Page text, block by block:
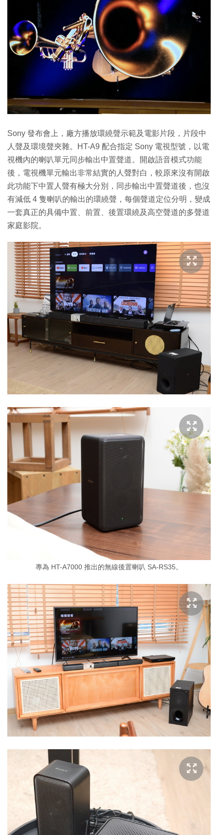
Sony 發布會上，廠方播放環繞聲示範及電影片段，片段中
人聲及環境聲夾雜。HT-A9 配合指定 Sony 電視型號，以電
視機內的喇叭單元同步輸出中置聲道。開啟語音模式功能
後，電視機單元輸出非常結實的人聲對白，較原來沒有開啟
此功能下中置人聲有極大分別，同步輸出中置聲道後，也沒
有減低 4 隻喇叭的輸出的環繞聲，每個聲道定位分明，變成
一套真正的具備中置、前置、後置環繞及高空聲道的多聲道
家庭影院。
專為 HT-A7000 推出的無線後置喇叭 SA-RS35。